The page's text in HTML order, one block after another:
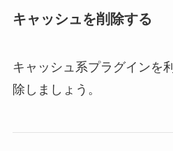
キャッシュを削除する
キャッシュ系プラグインを
除しましょう。